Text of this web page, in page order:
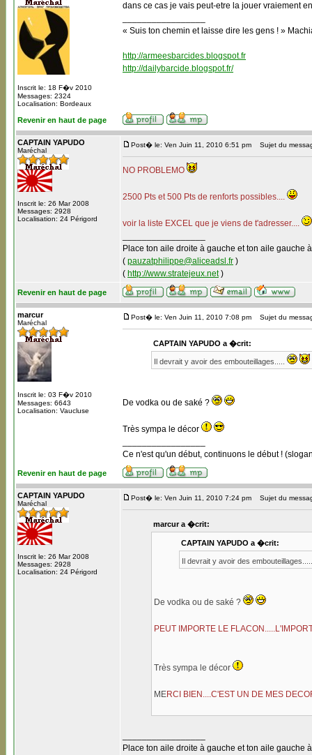
Inscrit le: 18 F�v 2010
Messages: 2324
Localisation: Bordeaux
dans ce cas je vais peut-etre la jouer vraiement
« Suis ton chemin et laisse dire les gens ! »
http://armeesbarcides.blogspot.fr
http://dailybarcide.blogspot.fr/
Revenir en haut de page
CAPTAIN YAPUDO
Maréchal
Inscrit le: 26 Mar 2008
Messages: 2928
Localisation: 24 Périgord
Post� le: Ven Juin 11, 2010 6:51 pm Sujet du
NO PROBLEMO
2500 Pts et 500 Pts de renforts possibles....
voir la liste EXCEL que je viens de t'adresser....
Place ton aile droite à gauche et ton aile gauche
( pauzatphilippe@aliceadsl.fr )
( http://www.stratejeux.net)
Revenir en haut de page
marcur
Maréchal
Inscrit le: 03 F�v 2010
Messages: 6643
Localisation: Vaucluse
Post� le: Ven Juin 11, 2010 7:08 pm Sujet du
CAPTAIN YAPUDO a �crit:
Il devrait y avoir des embouteillages.....
De vodka ou de saké ?
Très sympa le décor
Ce n'est qu'un début, continuons le début !
Revenir en haut de page
CAPTAIN YAPUDO
Maréchal
Inscrit le: 26 Mar 2008
Messages: 2928
Localisation: 24 Périgord
Post� le: Ven Juin 11, 2010 7:24 pm Sujet du
marcur a �crit:
CAPTAIN YAPUDO a �crit:
Il devrait y avoir des
De vodka ou de saké ?
PEUT IMPORTE LE
Très sympa le décor
MERCI BIEN....C'EST UN DE MES
Place ton aile droite à gauche et ton aile gauche